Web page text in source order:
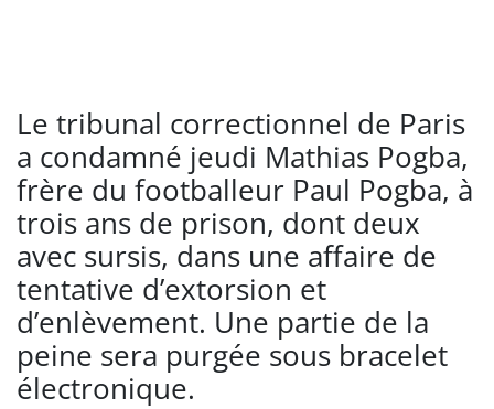
Le tribunal correctionnel de Paris
a condamné jeudi Mathias Pogba,
frère du footballeur Paul Pogba, à
trois ans de prison, dont deux
avec sursis, dans une affaire de
tentative d’extorsion et
d’enlèvement. Une partie de la
peine sera purgée sous bracelet
électronique.